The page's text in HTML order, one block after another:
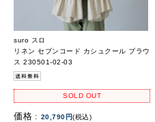
suro スロ
リネン セブンコード カシュクール ブラウ
ス 230501-02-03
SOLD OUT
価格 : 20,790円(税込)